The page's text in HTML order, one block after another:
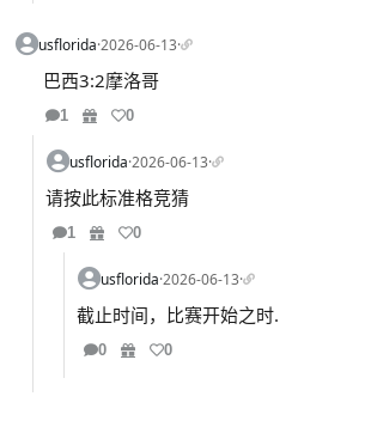
usflorida·2026-06-13·
巴西3:2摩洛哥
1 0
usflorida·2026-06-13·
请按此标准格竞猜
1 0
usflorida·2026-06-13·
截止时间，比赛开始之时.
0 0